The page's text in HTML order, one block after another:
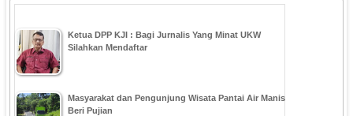
Ketua DPP KJI : Bagi Jurnalis Yang Minat UKW
Silahkan Mendaftar
Masyarakat dan Pengunjung Wisata Pantai Air Manis
Beri Pujian